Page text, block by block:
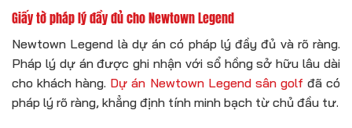
Giấy tờ pháp lý đầy đủ cho Newtown Legend
Newtown Legend là dự án có pháp lý đầy đủ và rõ ràng.
Pháp lý dự án được ghi nhận với sổ hồng sở hữu lâu dài
cho khách hàng. Dự án Newtown Legend sân golf đã có
pháp lý rõ ràng, khẳng định tính minh bạch từ chủ đầu tư.